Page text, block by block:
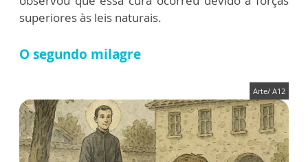
superiores às leis naturais.
O segundo milagre
Arte/ A12